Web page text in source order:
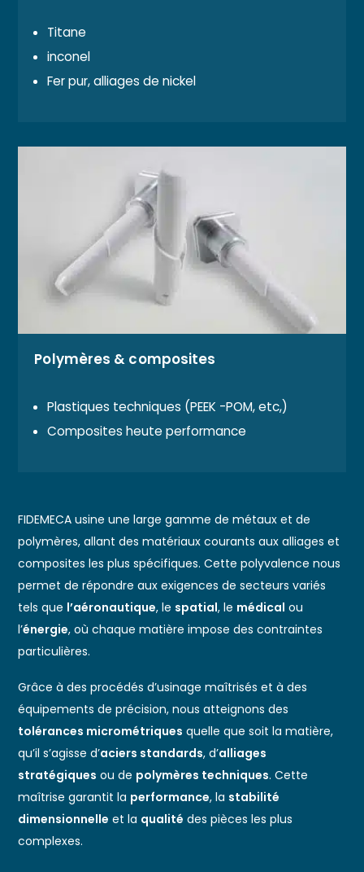
Titane
inconel
Fer pur, alliages de nickel
Polymères & composites
Plastiques techniques (PEEK -POM, etc,)
Composites heute performance
FIDEMECA usine une large gamme de métaux et de
polymères, allant des matériaux courants aux alliages et
composites les plus spécifiques. Cette polyvalence nous
permet de répondre aux exigences de secteurs variés
tels que l’aéronautique, le spatial, le médical ou
l’énergie, où chaque matière impose des contraintes
particulières.
Grâce à des procédés d’usinage maîtrisés et à des
équipements de précision, nous atteignons des
tolérances micrométriques quelle que soit la matière,
qu’il s’agisse d’aciers standards, d’alliages
stratégiques ou de polymères techniques. Cette
maîtrise garantit la performance, la stabilité
dimensionnelle et la qualité des pièces les plus
complexes.